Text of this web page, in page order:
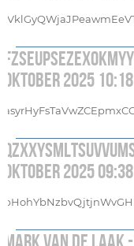
oktober 2025 10:18
oktober 2025 09:38
Mark van de Laak